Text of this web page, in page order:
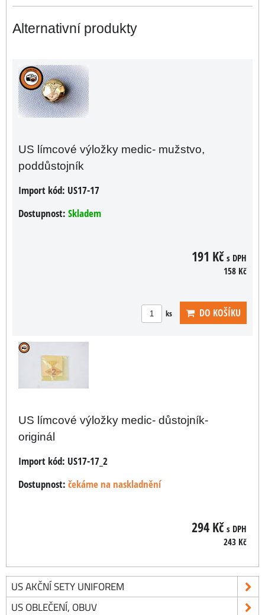
Alternativní produkty
US límcové výložky medic- mužstvo,
poddůstojník
Import kód: US17-17
Dostupnost: Skladem
191 Kč s DPH
158 Kč
ks DO KOŠÍKU
US límcové výložky medic- důstojník-
originál
Import kód: US17-17_2
Dostupnost: čekáme na naskladnění
294 Kč s DPH
243 Kč
US AKČNÍ SETY UNIFOREM
US OBLEČENÍ, OBUV